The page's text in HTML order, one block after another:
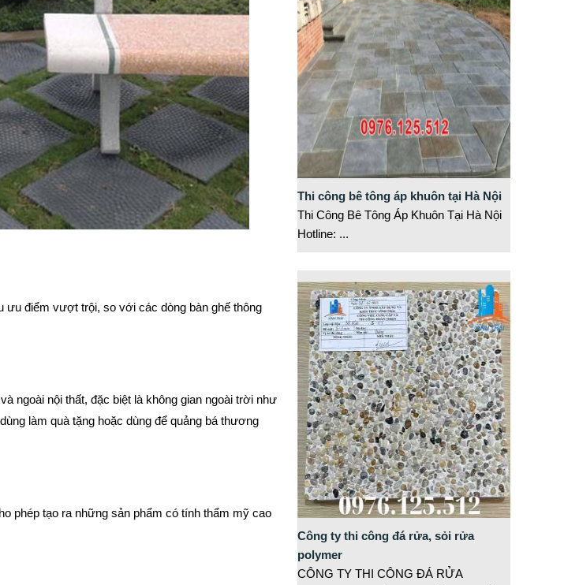
điểm vượt trội, so với các dòng bàn ghế thông
ngoài nội thất, đặc biệt là không gian ngoài trời như
làm quà tặng hoặc dùng để quảng bá thương
phép tạo ra những sản phẩm có tính thẩm mỹ cao
Thi công bê tông áp khuôn tại Hà Nội
Thi Công Bê Tông Áp Khuôn Tại Hà Nội
Hotline: ...
Công ty thi công đá rửa, sỏi rửa
polymer
CÔNG TY THI CÔNG ĐÁ RỬA